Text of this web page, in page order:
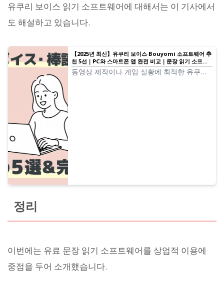
유쿠리 보이스 읽기 소프트웨어에 대해서는 이 기사에서
도 해설하고 있습니다.
【2025년 최신】유쿠리 보이스·Bouyomi 소프트웨어 추
천 5선｜PC와 스마트폰 앱 완전 비교｜문장 읽기 소프트
웨어 Ondoku
동영상 제작이나 게임 실황에 최적한 유쿠리
정리
이번에는 유료 문장 읽기 소프트웨어를 상업적 이용에
중점을 두어 소개했습니다.